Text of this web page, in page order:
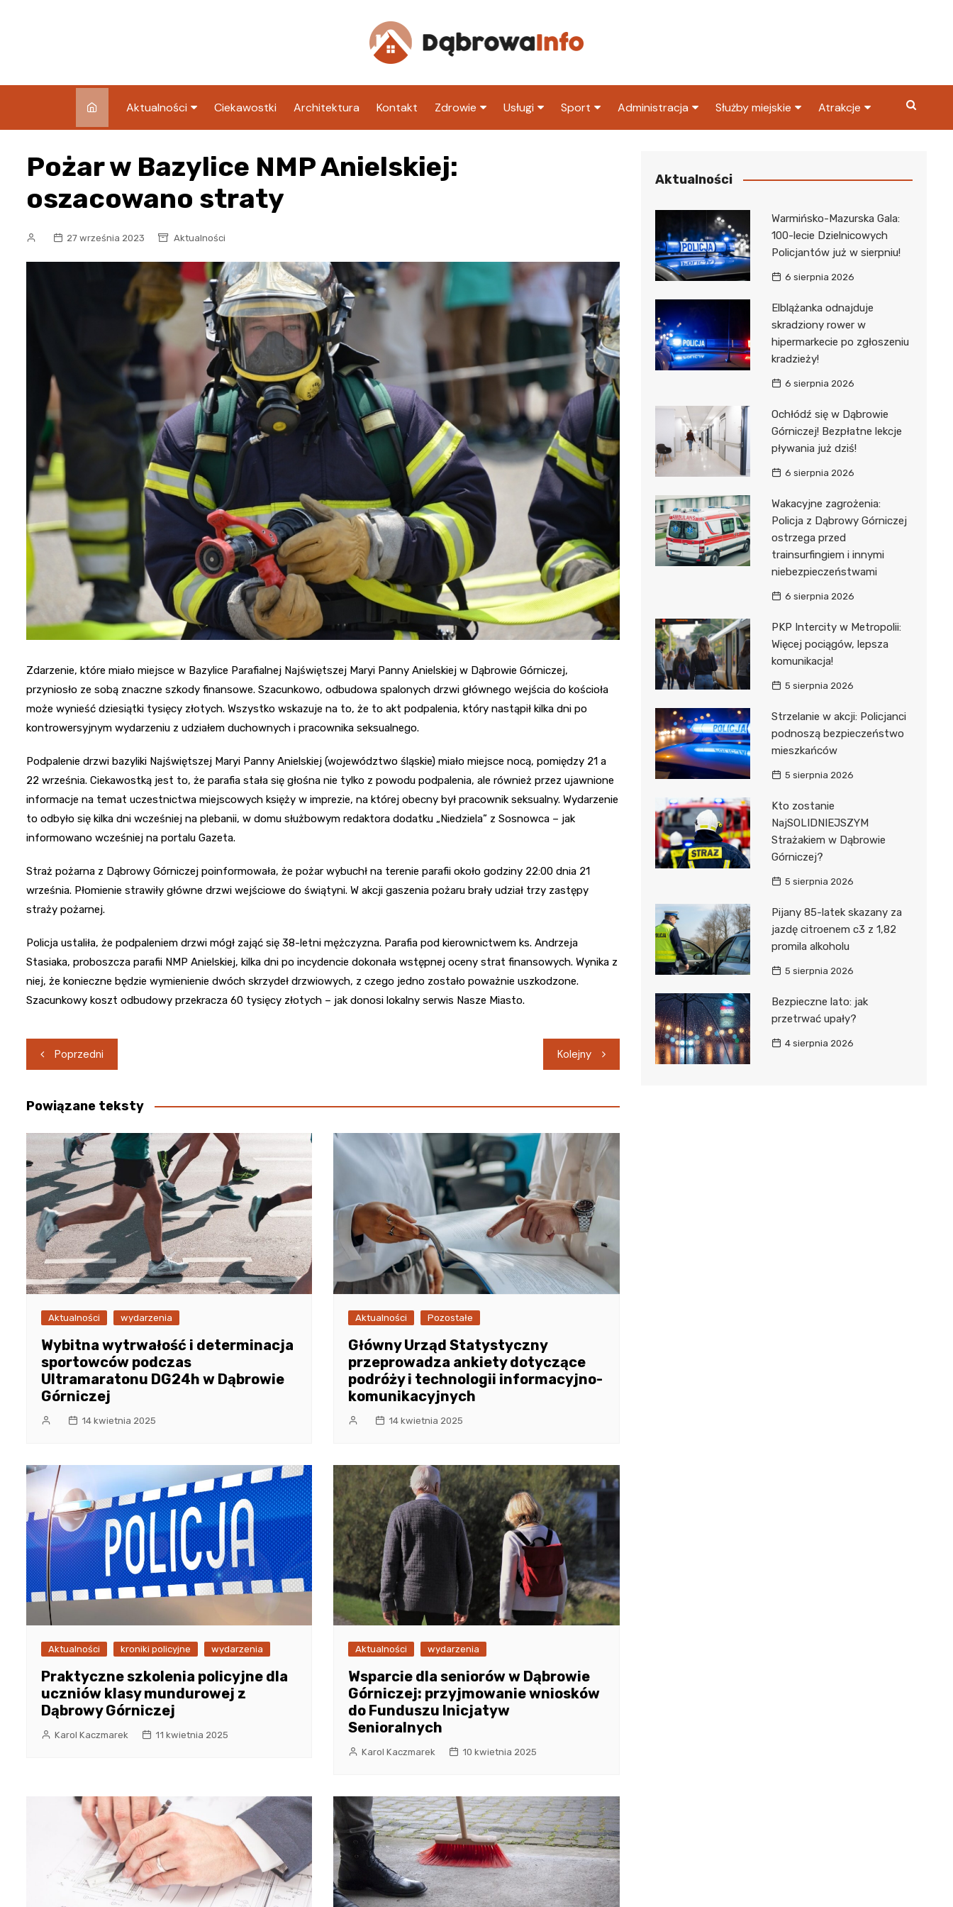
Aktualności
Blog
Ciekawostki Architektura Kontakt Zdrowie
Sklep medyczny
Usługi
Adwokat
Fryzjer
Kino
Księgarnia
Sport Administracja
Urząd Skarbowy
Służby miejskie
Policja
Atrakcje
Pożar w Bazylice NMP Anielskiej:
oszacowano straty
27 września 2023 Aktualności
Zdarzenie, które miało miejsce w Bazylice Parafialnej Najświętszej Maryi Panny Anielskiej w Dąbrowie Górniczej,
przyniosło ze sobą znaczne szkody finansowe. Szacunkowo, odbudowa spalonych drzwi głównego wejścia do kościoła
może wynieść dziesiątki tysięcy złotych. Wszystko wskazuje na to, że to akt podpalenia, który nastąpił kilka dni po
kontrowersyjnym wydarzeniu z udziałem duchownych i pracownika seksualnego.
Podpalenie drzwi bazyliki Najświętszej Maryi Panny Anielskiej (województwo śląskie) miało miejsce nocą, pomiędzy 21 a
22 września. Ciekawostką jest to, że parafia stała się głośna nie tylko z powodu podpalenia, ale również przez ujawnione
informacje na temat uczestnictwa miejscowych księży w imprezie, na której obecny był pracownik seksualny. Wydarzenie
to odbyło się kilka dni wcześniej na plebanii, w domu służbowym redaktora dodatku „Niedziela” z Sosnowca – jak
informowano wcześniej na portalu Gazeta.
Straż pożarna z Dąbrowy Górniczej poinformowała, że pożar wybuchł na terenie parafii około godziny 22:00 dnia 21
września. Płomienie strawiły główne drzwi wejściowe do świątyni. W akcji gaszenia pożaru brały udział trzy zastępy
straży pożarnej.
Policja ustaliła, że podpaleniem drzwi mógł zająć się 38-letni mężczyzna. Parafia pod kierownictwem ks. Andrzeja
Stasiaka, proboszcza parafii NMP Anielskiej, kilka dni po incydencie dokonała wstępnej oceny strat finansowych. Wynika z
niej, że konieczne będzie wymienienie dwóch skrzydeł drzwiowych, z czego jedno zostało poważnie uszkodzone.
Szacunkowy koszt odbudowy przekracza 60 tysięcy złotych – jak donosi lokalny serwis Nasze Miasto.
Nawigacja
wpisu
Poprzedni Kolejny
Powiązane teksty
Aktualności wydarzenia
Wybitna wytrwałość i determinacja
sportowców podczas
Ultramaratonu DG24h w Dąbrowie
Górniczej
14 kwietnia 2025
Aktualności Pozostałe
Główny Urząd Statystyczny
przeprowadza ankiety dotyczące
podróży i technologii informacyjno-
komunikacyjnych
14 kwietnia 2025
Aktualności kroniki policyjne wydarzenia
Praktyczne szkolenia policyjne dla
uczniów klasy mundurowej z
Dąbrowy Górniczej
Karol Kaczmarek 11 kwietnia 2025
Aktualności wydarzenia
Wsparcie dla seniorów w Dąbrowie
Górniczej: przyjmowanie wniosków
do Funduszu Inicjatyw
Senioralnych
Karol Kaczmarek 10 kwietnia 2025
Aktualności
Warmińsko-Mazurska Gala:
100-lecie Dzielnicowych
Policjantów już w sierpniu!
6 sierpnia 2026
Elblążanka odnajduje
skradziony rower w
hipermarkecie po zgłoszeniu
kradzieży!
6 sierpnia 2026
Ochłódź się w Dąbrowie
Górniczej! Bezpłatne lekcje
pływania już dziś!
6 sierpnia 2026
Wakacyjne zagrożenia:
Policja z Dąbrowy Górniczej
ostrzega przed
trainsurfingiem i innymi
niebezpieczeństwami
6 sierpnia 2026
PKP Intercity w Metropolii:
Więcej pociągów, lepsza
komunikacja!
5 sierpnia 2026
Strzelanie w akcji: Policjanci
podnoszą bezpieczeństwo
mieszkańców
5 sierpnia 2026
Kto zostanie
NajSOLIDNIEJSZYM
Strażakiem w Dąbrowie
Górniczej?
5 sierpnia 2026
Pijany 85-latek skazany za
jazdę citroenem c3 z 1,82
promila alkoholu
5 sierpnia 2026
Bezpieczne lato: jak
przetrwać upały?
4 sierpnia 2026